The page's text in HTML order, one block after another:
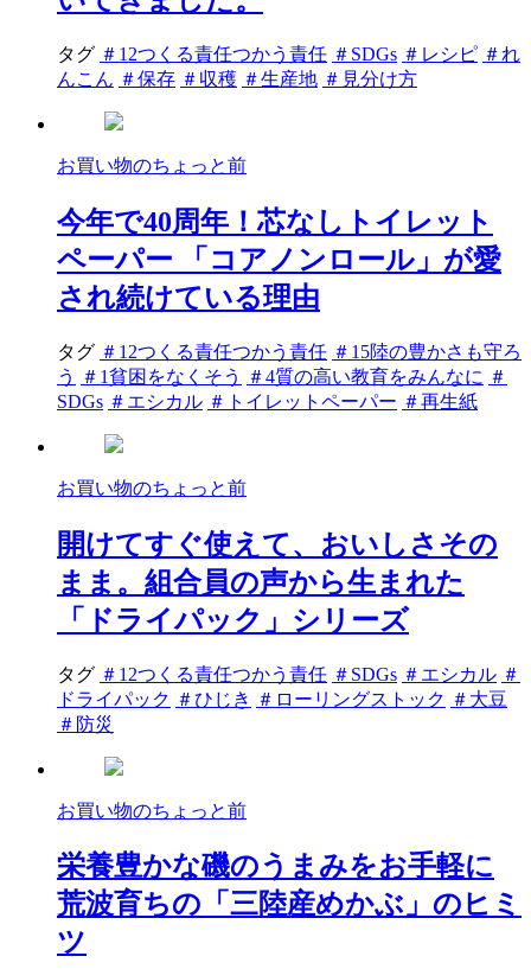
タグ ＃12つくる責任つかう責任 ＃SDGs ＃レシピ ＃れ
んこん ＃保存 ＃収穫 ＃生産地 ＃見分け方
お買い物のちょっと前
今年で40周年！芯なしトイレット
ペーパー 「コアノンロール」が愛
され続けている理由
タグ ＃12つくる責任つかう責任 ＃15陸の豊かさも守ろ
う
＃1貧困をなくそう ＃4質の高い教育をみんなに ＃
SDGs ＃エシカル ＃トイレットペーパー ＃再生紙
お買い物のちょっと前
開けてすぐ使えて、おいしさその
まま。組合員の声から生まれた
「ドライパック」シリーズ
タグ ＃12つくる責任つかう責任 ＃SDGs ＃エシカル ＃
ドライパック ＃ひじき ＃ローリングストック ＃大豆
＃防災
お買い物のちょっと前
栄養豊かな磯のうまみをお手軽に
荒波育ちの「三陸産めかぶ」のヒミ
ツ